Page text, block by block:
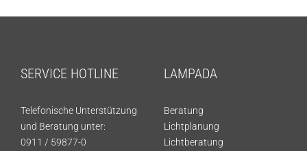
SERVICE HOTLINE
Telefonische Unterstützung
und Beratung unter:
0911 / 59877-0
LAMPADA
Beratung
Lichtplanung
Lichtberatung